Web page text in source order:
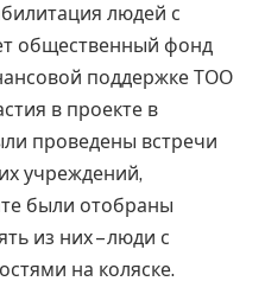
людей с
общественный фонд
поддержке ТОО
в проекте в
проведены встречи
учреждений,
были отобраны
из них – люди с
на коляске.